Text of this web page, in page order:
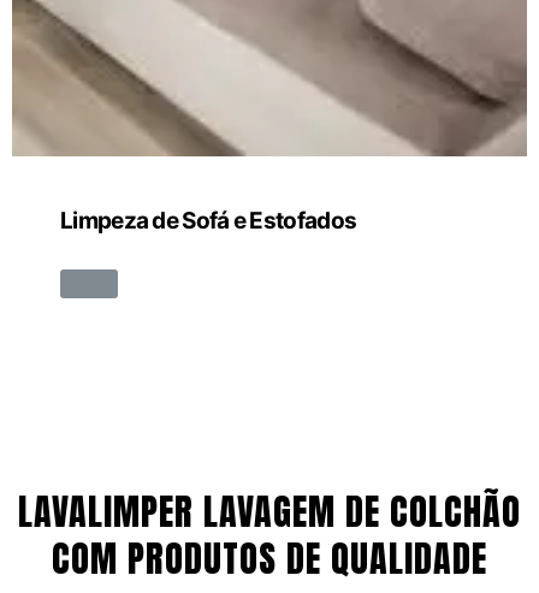
Limpeza de Sofá e Estofados
LAVALIMPER LAVAGEM DE COLCHÃO
COM PRODUTOS DE QUALIDADE